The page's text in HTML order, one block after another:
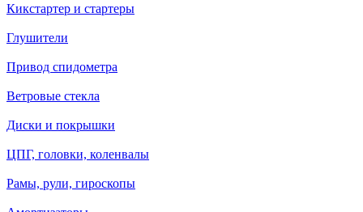
Кикстартер и стартеры
Глушители
Привод спидометра
Ветровые стекла
Диски и покрышки
ЦПГ, головки, коленвалы
Рамы, рули, гироскопы